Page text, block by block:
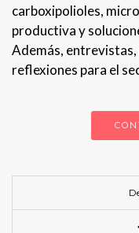
carboxipolioles,
productiva y
Además,
reflexiones para el